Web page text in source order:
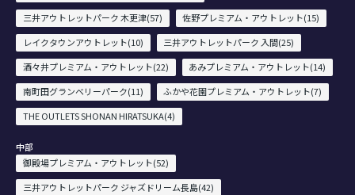
三井アウトレットパーク 木更津(57)
佐野プレミアム・アウトレット(15)
レイクタウンアウトレット(10)
三井アウトレットパーク 入間(25)
酒々井プレミアム・アウトレット(22)
あみプレミアム・アウトレット(14)
南町田グランベリーパーク(11)
ふかや花園プレミアム・アウトレット(7)
THE OUTLETS SHONAN HIRATSUKA(4)
中部
御殿場プレミアム・アウトレット(52)
三井アウトレットパーク ジャズドリーム長島(42)